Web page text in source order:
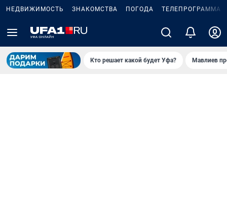
НЕДВИЖИМОСТЬ ЗНАКОМСТВА ПОГОДА ТЕЛЕПРОГРАММА
Кто решает какой будет Уфа? Мавлиев